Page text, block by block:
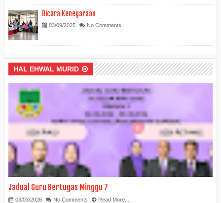
Bicara Kenegaraan
03/09/2025 No Comments
HAL EHWAL MURID
Jadual Guru Bertugas Minggu 7
03/03/2026 No Comments Read More...